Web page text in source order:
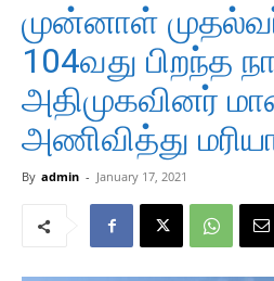
முன்னாள்
104வது பிறந்த
அதிமுகவினர்
அணிவித்து
By admin - January 17, 2021